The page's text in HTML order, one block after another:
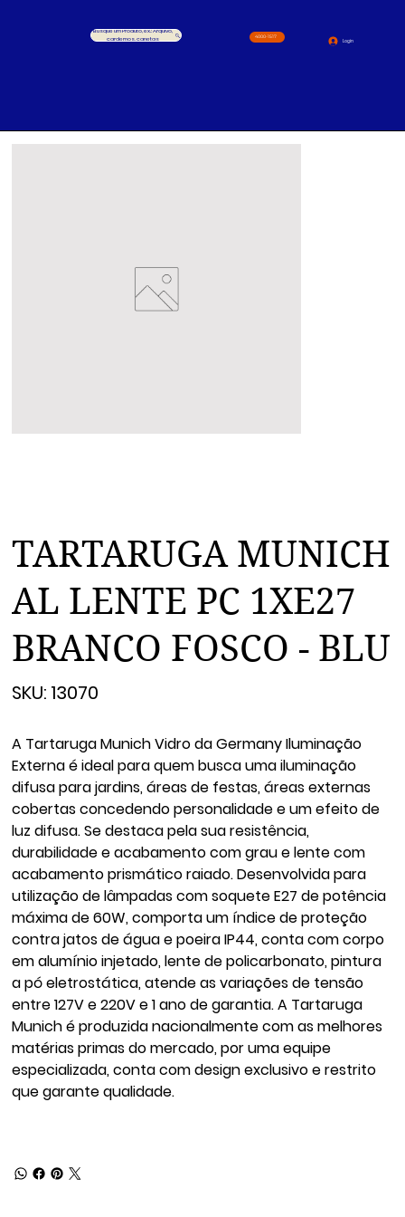
Busque um Produto, ex.: Arquivo,
cardernos, canetas
4000-1517
Login
TARTARUGA MUNICH
AL LENTE PC 1XE27
BRANCO FOSCO - BLU
SKU:
13070
13070
A Tartaruga Munich Vidro da Germany Iluminação
Externa é ideal para quem busca uma iluminação
difusa para jardins, áreas de festas, áreas externas
cobertas concedendo personalidade e um efeito de
luz difusa. Se destaca pela sua resistência,
durabilidade e acabamento com grau e lente com
acabamento prismático raiado. Desenvolvida para
utilização de lâmpadas com soquete E27 de potência
máxima de 60W, comporta um índice de proteção
contra jatos de água e poeira IP44, conta com corpo
em alumínio injetado, lente de policarbonato, pintura
a pó eletrostática, atende as variações de tensão
entre 127V e 220V e 1 ano de garantia. A Tartaruga
Munich é produzida nacionalmente com as melhores
matérias primas do mercado, por uma equipe
especializada, conta com design exclusivo e restrito
que garante qualidade.